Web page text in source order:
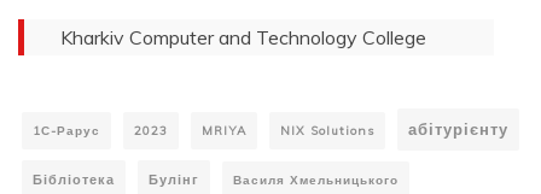
Kharkiv Computer and Technology College
1С-Рарус 2023 MRIYA NIX Solutions абітурієнту
Бібліотека Булінг Василя Хмельницького